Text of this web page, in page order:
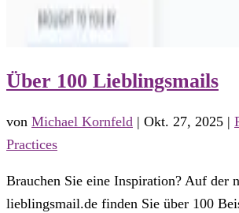
Über 100 Lieblingsmails
von Michael Kornfeld | Okt. 27, 2025 |
Practices
Brauchen Sie eine Inspiration? Auf der
lieblingsmail.de finden Sie über 100